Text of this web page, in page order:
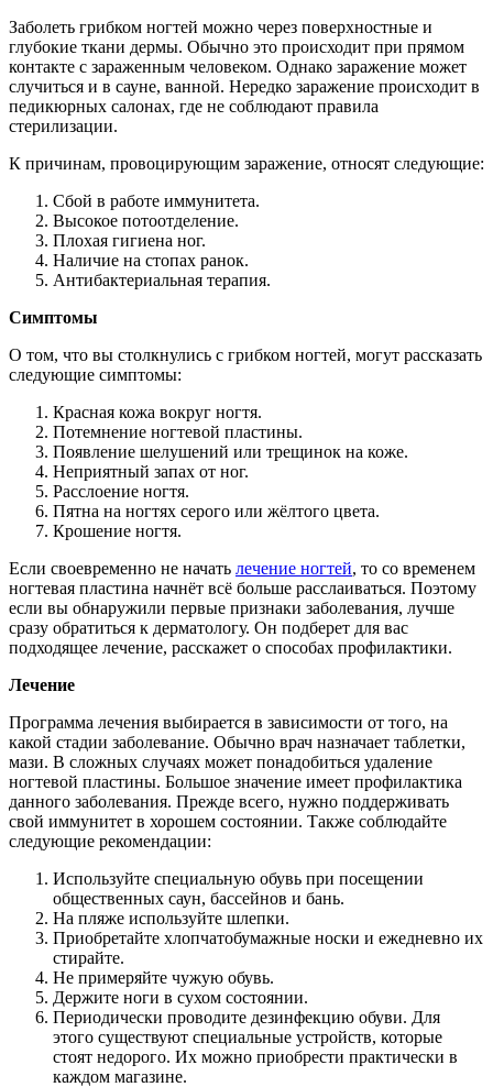
Заболеть грибком ногтей можно через поверхностные и
глубокие ткани дермы. Обычно это происходит при прямом
контакте с зараженным человеком. Однако заражение может
случиться и в сауне, ванной. Нередко заражение происходит в
педикюрных салонах, где не соблюдают правила
стерилизации.
К причинам, провоцирующим заражение, относят следующие:
Сбой в работе иммунитета.
Высокое потоотделение.
Плохая гигиена ног.
Наличие на стопах ранок.
Антибактериальная терапия.
Симптомы
О том, что вы столкнулись с грибком ногтей, могут рассказать
следующие симптомы:
Красная кожа вокруг ногтя.
Потемнение ногтевой пластины.
Появление шелушений или трещинок на коже.
Неприятный запах от ног.
Расслоение ногтя.
Пятна на ногтях серого или жёлтого цвета.
Крошение ногтя.
Если своевременно не начать лечение ногтей, то со временем
ногтевая пластина начнёт всё больше расслаиваться. Поэтому
если вы обнаружили первые признаки заболевания, лучше
сразу обратиться к дерматологу. Он подберет для вас
подходящее лечение, расскажет о способах профилактики.
Лечение
Программа лечения выбирается в зависимости от того, на
какой стадии заболевание. Обычно врач назначает таблетки,
мази. В сложных случаях может понадобиться удаление
ногтевой пластины. Большое значение имеет профилактика
данного заболевания. Прежде всего, нужно поддерживать
свой иммунитет в хорошем состоянии. Также соблюдайте
следующие рекомендации:
Используйте специальную обувь при посещении
общественных саун, бассейнов и бань.
На пляже используйте шлепки.
Приобретайте хлопчатобумажные носки и ежедневно их
стирайте.
Не примеряйте чужую обувь.
Держите ноги в сухом состоянии.
Периодически проводите дезинфекцию обуви. Для
этого существуют специальные устройств, которые
стоят недорого. Их можно приобрести практически в
каждом магазине.